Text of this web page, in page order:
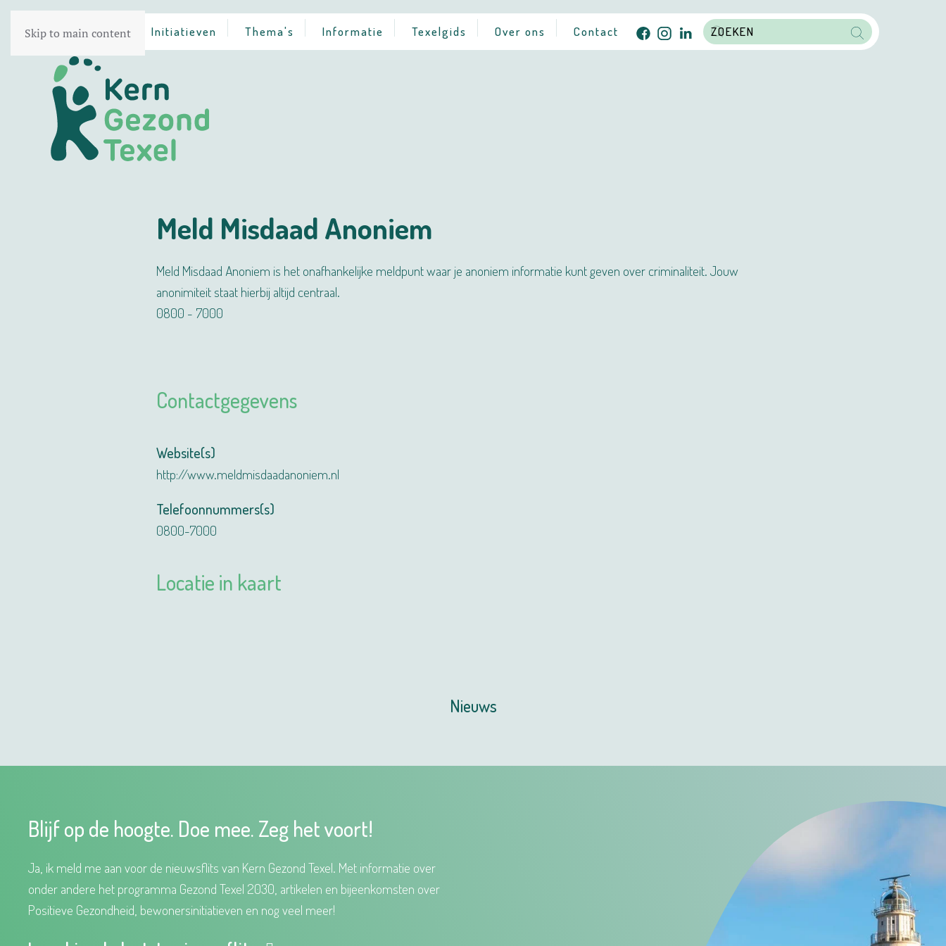
Skip to main content
Home Initiatieven Thema's Informatie Texelgids Over ons Contact
Meld Misdaad Anoniem
Meld Misdaad Anoniem is het onafhankelijke meldpunt waar je anoniem informatie kunt geven over criminaliteit. Jouw
anonimiteit staat hierbij altijd centraal.
0800 - 7000
Contactgegevens
Website(s)
http://www.meldmisdaadanoniem.nl
Telefoonnummers(s)
0800-7000
Locatie in kaart
Nieuws
Blijf op de hoogte. Doe mee. Zeg het voort!
Ja, ik meld me aan voor de nieuwsflits van Kern Gezond Texel. Met informatie over
onder andere het programma Gezond Texel 2030, artikelen en bijeenkomsten over
Positieve Gezondheid, bewonersinitiatieven en nog veel meer!